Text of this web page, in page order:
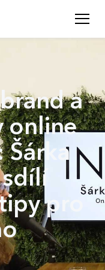
a
online
pro